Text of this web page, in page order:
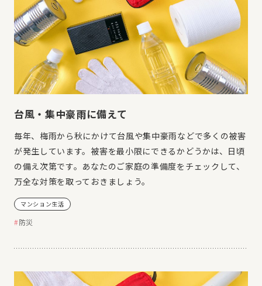
台風・集中豪雨に備えて
毎年、梅雨から秋にかけて台風や集中豪雨などで多くの被害
が発生しています。被害を最小限にできるかどうかは、日頃
の備え次第です。あなたのご家庭の準備度をチェックして、
万全な対策を取っておきましょう。
マンション生活
防災